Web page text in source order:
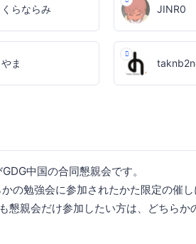
くらならみ JINR0
ま
中国の合同懇親会です。
の勉強会に参加されたかた限定の催し
懇親会だけ参加したい方は、どちら